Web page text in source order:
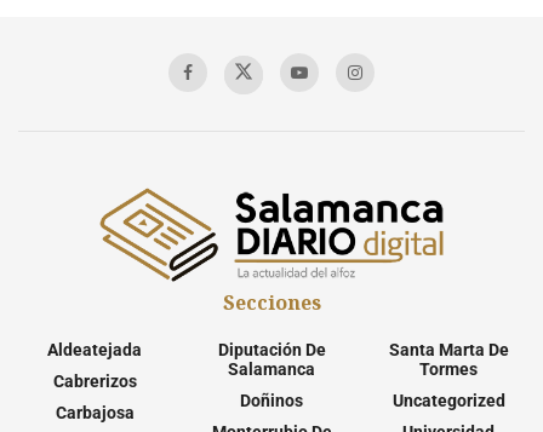
Secciones
Aldeatejada
Cabrerizos
Carbajosa
Diputación De
Salamanca
Doñinos
Santa Marta De
Tormes
Uncategorized